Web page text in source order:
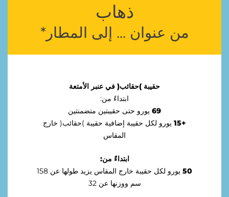
ﺫﻫﺎﺏ
ﻣﻦ ﻋﻨﻮﺍﻥ ... ﺇﻟﻰ ﺍﻟﻤﻄﺎﺭ*
ﺣﻘﻴﺒﺔ )ﺣﻘﺎﺋﺐ( ﻓﻲ ﻋﻨﺒﺮ ﺍﻷﻣﺘﻌﺔ
ﺍﺑﺘﺪﺍﺀً ﻣﻦ:
69 ﻳﻮﺭﻭ ﺣﺘﻰ ﺣﻘﻴﺒﺘﻴﻦ ﻣﺘﻀﻤﻨﺘﻴﻦ
+15
ﻳﻮﺭﻭ ﻟﻜﻞ ﺣﻘﻴﺒﺔ ﺇﺿﺎﻓﻴﺔ ﺣﻘﻴﺒﺔ )ﺣﻘﺎﺋﺐ( ﺧﺎﺭﺝ
ﺍﻟﻤﻘﺎﺱ
ﺍﺑﺘﺪﺍﺀً ﻣﻦ:
50
ﻳﻮﺭﻭ ﻟﻜﻞ ﺣﻘﻴﺒﺔ ﺧﺎﺭﺝ ﺍﻟﻤﻘﺎﺱ ﻳﺰﻳﺪ ﻃﻮﻟﻬﺎ ﻋﻦ 158
ﺳﻢ ﻭﻭﺯﻧﻬﺎ ﻋﻦ 32